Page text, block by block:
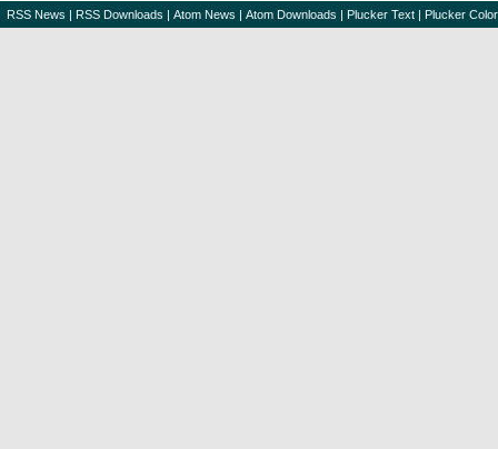
RSS News | RSS Downloads | Atom News | Atom Downloads | Plucker Text | Plucker Color